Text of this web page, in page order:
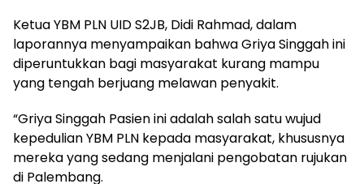
Ketua YBM PLN UID S2JB, Didi Rahmad, dalam
laporannya menyampaikan bahwa Griya Singgah ini
diperuntukkan bagi masyarakat kurang mampu
yang tengah berjuang melawan penyakit.
“Griya Singgah Pasien ini adalah salah satu wujud
kepedulian YBM PLN kepada masyarakat, khususnya
mereka yang sedang menjalani pengobatan rujukan
di Palembang.